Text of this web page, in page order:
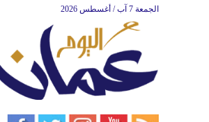
الجمعة 7 آب / أغسطس 2026